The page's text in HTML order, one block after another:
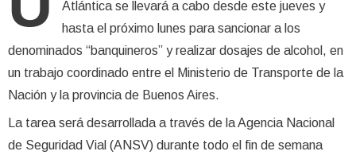
Atlántica se llevará a cabo desde este jueves y
hasta el próximo lunes para sancionar a los
denominados “banquineros” y realizar dosajes de alcohol, en
un trabajo coordinado entre el Ministerio de Transporte de la
Nación y la provincia de Buenos Aires.
La tarea será desarrollada a través de la Agencia Nacional
de Seguridad Vial (ANSV) durante todo el fin de semana